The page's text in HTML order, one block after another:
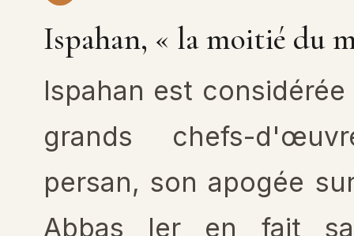
Ispahan, « la moitié du
Ispahan est
grands chefs-
persan, son apogée
Abbas Ier en fait sa